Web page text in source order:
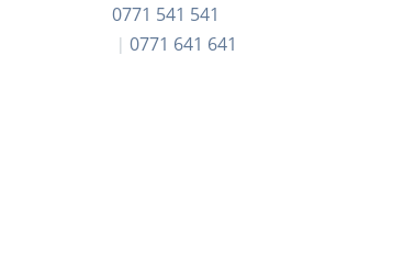
0771 541 541
0771 641 641